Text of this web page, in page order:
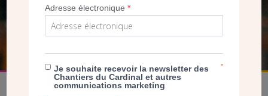
FAIRE UN DON
Adresse électronique*
Je souhaite recevoir la newsletter des
Chantiers du Cardinal et autres
communications marketing
*